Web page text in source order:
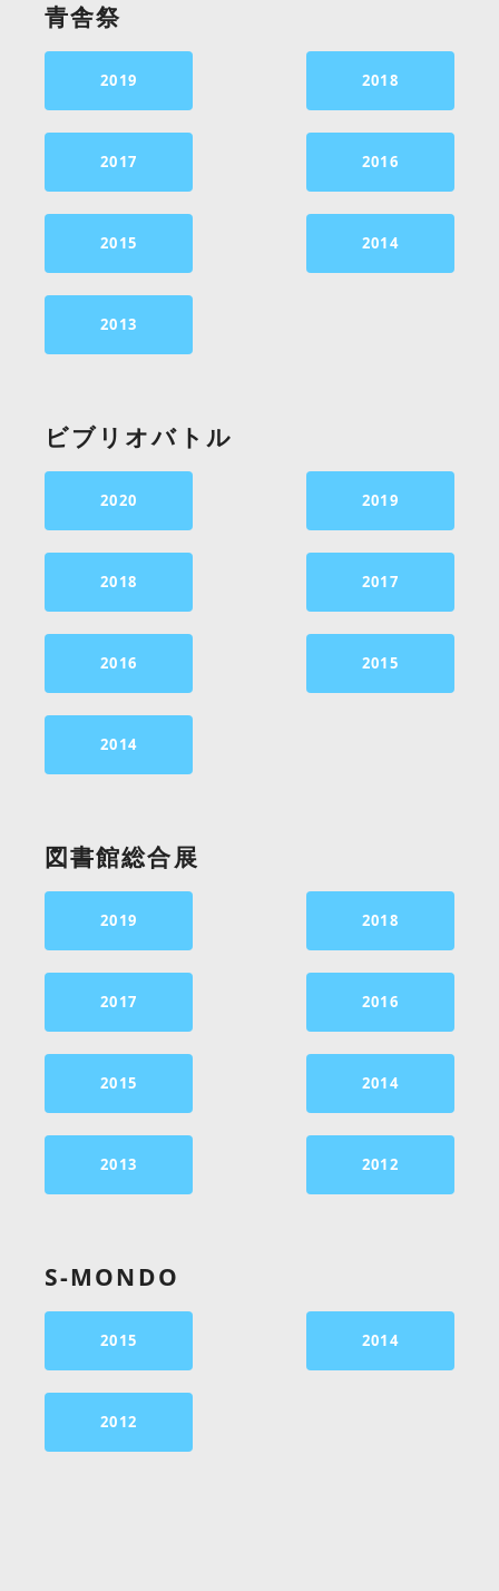
青舎祭
2019 2018
2017 2016
2015 2014
2013
ビブリオバトル
2020 2019
2018 2017
2016 2015
2014
図書館総合展
2019 2018
2017 2016
2015 2014
2013 2012
S-MONDO
2015 2014
2012